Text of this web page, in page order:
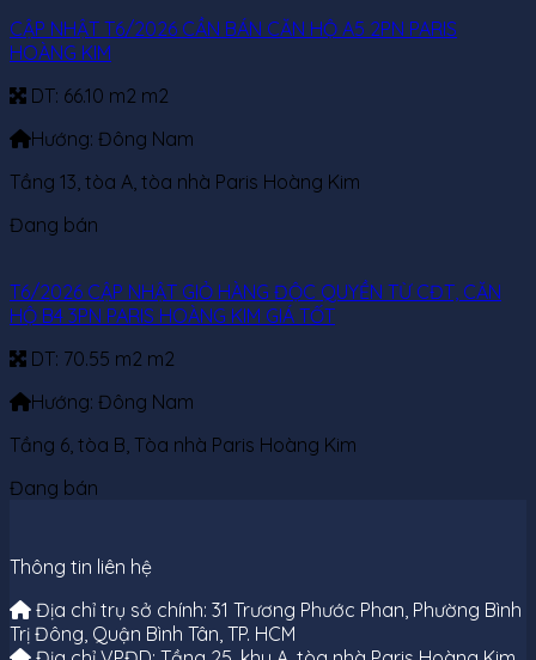
CẬP NHẬT T6/2026 CẦN BÁN CĂN HỘ A5 2PN PARIS
HOÀNG KIM
DT: 66.10 m2 m2
Hướng: Đông Nam
Tầng 13, tòa A, tòa nhà Paris Hoàng Kim
Đang bán
T6/2026 CẬP NHẬT GIỎ HÀNG ĐỘC QUYỀN TỪ CĐT, CĂN
HỘ B4 3PN PARIS HOÀNG KIM GIÁ TỐT
DT: 70.55 m2 m2
Hướng: Đông Nam
Tầng 6, tòa B, Tòa nhà Paris Hoàng Kim
Đang bán
Thông tin liên hệ
Địa chỉ trụ sở chính: 31 Trương Phước Phan, Phường Bình
Trị Đông, Quận Bình Tân, TP. HCM